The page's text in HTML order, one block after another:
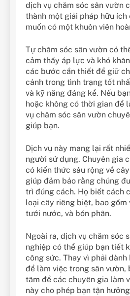
dịch vụ chăm sóc sân vườn
thành một giải pháp hữu ích
muốn có một khuôn viên
Tự chăm sóc sân vườn có
cảm thấy áp lực và khó
các bước cần thiết để giữ
cảnh trong tình trạng tốt
và kỹ năng đáng kể. Nếu
hoặc không có thời gian để
vụ chăm sóc sân vườn
giúp bạn.
Dịch vụ này mang lại rất
người sử dụng. Chuyên gia
có kiến thức sâu rộng về
giúp đảm bảo rằng chúng
trì đúng cách. Họ biết cách
loại cây riêng biệt, bao gồm
tưới nước, và bón phân.
Ngoài ra, dịch vụ chăm sóc
nghiệp có thể giúp bạn tiết
công sức. Thay vì phải
để làm việc trong sân vườn,
tâm để các chuyên gia làm
này cho phép bạn tận